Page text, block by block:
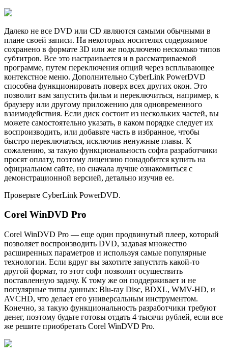
Далеко не все DVD или CD являются самыми обычными в
плане своей записи. На некоторых носителях содержимое
сохранено в формате 3D или же подключено несколько типов
субтитров. Все это настраивается и в рассматриваемой
программе, путем переключения опций через всплывающее
контекстное меню. Дополнительно CyberLink PowerDVD
способна функционировать поверх всех других окон. Это
позволит вам запустить фильм и переключиться, например, к
браузеру или другому приложению для одновременного
взаимодействия. Если диск состоит из нескольких частей, вы
можете самостоятельно указать, в каком порядке следует их
воспроизводить, или добавьте часть в избранное, чтобы
быстро переключаться, исключив ненужные главы. К
сожалению, за такую функциональность софта разработчики
просят оплату, поэтому лицензию понадобится купить на
официальном сайте, но сначала лучше ознакомиться с
демонстрационной версией, детально изучив ее.
Проверьте CyberLink PowerDVD.
Corel WinDVD Pro
Corel WinDVD Pro — еще один продвинутый плеер, который
позволяет воспроизводить DVD, задавая множество
расширенных параметров и используя самые популярные
технологии. Если вдруг вы захотите запустить какой-то
другой формат, то этот софт позволит осуществить
поставленную задачу. К тому же он поддерживает и не
популярные типы данных: Blu-ray Disc, BDXL, WMV-HD, и
AVCHD, что делает его универсальным инструментом.
Конечно, за такую функциональность разработчики требуют
денег, поэтому будьте готовы отдать 4 тысячи рублей, если все
же решите приобретать Corel WinDVD Pro.